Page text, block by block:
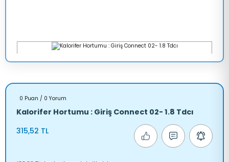
0 Puan / 0 Yorum
Kalorifer Hortumu : Giriş Connect 02- 1.8 Tdcı
315,52 TL